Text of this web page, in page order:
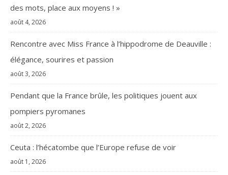
des mots, place aux moyens ! »
août 4, 2026
Rencontre avec Miss France à l’hippodrome de Deauville :
élégance, sourires et passion
août 3, 2026
Pendant que la France brûle, les politiques jouent aux
pompiers pyromanes
août 2, 2026
Ceuta : l’hécatombe que l’Europe refuse de voir
août 1, 2026